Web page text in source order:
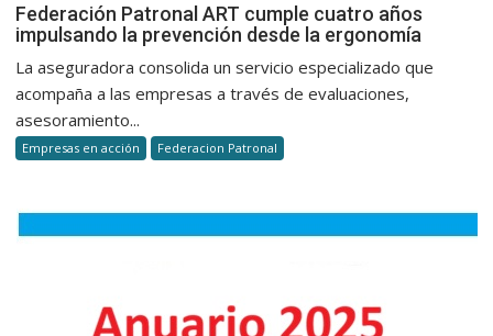
Federación Patronal ART cumple cuatro años
impulsando la prevención desde la ergonomía
La aseguradora consolida un servicio especializado que
acompaña a las empresas a través de evaluaciones,
asesoramiento...
Empresas en acción Federacion Patronal